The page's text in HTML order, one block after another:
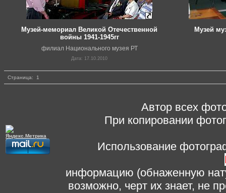
Музей-мемориал Великой Отечественной
войны 1941-1945гг
филиал Национального музея РТ
Дата: 17.10.2010
Музей
Страница: 1
Автор всех
При копировании
Использование
информацию (обнаженную
возможно, черт их знает, не